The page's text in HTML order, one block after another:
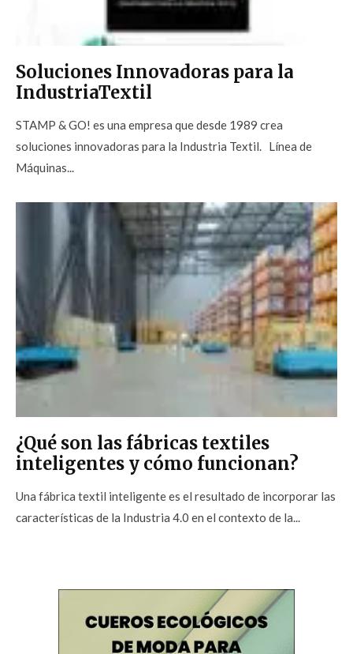
Soluciones Innovadoras para la
IndustriaTextil
STAMP & GO! es una empresa que desde 1989 crea
soluciones innovadoras para la Industria Textil. Línea de
Máquinas...
¿Qué son las fábricas textiles
inteligentes y cómo funcionan?
Una fábrica textil inteligente es el resultado de incorporar las
características de la Industria 4.0 en el contexto de la...